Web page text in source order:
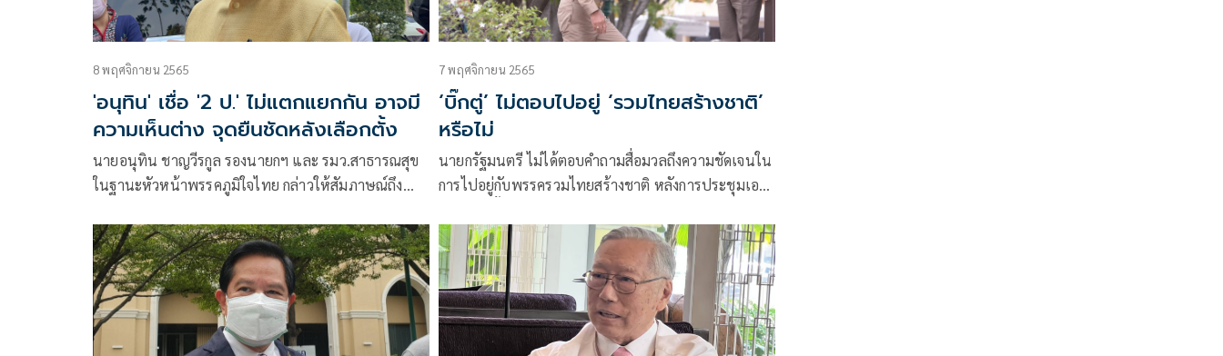
8 พฤศจิกายน 2565
'อนุทิน' เชื่อ '2 ป.' ไม่แตกแยกกัน อาจมี
ความเห็นต่าง จุดยืนชัดหลังเลือกตั้ง
นายอนุทิน ชาญวีรกูล รองนายกฯ และ รมว.สาธารณสุข
ในฐานะหัวหน้าพรรคภูมิใจไทย กล่าวให้สัมภาษณ์ถึง
รมว.กลาโหม จะย้ายไปอยู่พรรครวมไทยสร้างชาติว่า จะ
มาถามตนทำไม
7 พฤศจิกายน 2565
‘บิ๊กตู่’ ไม่ตอบไปอยู่ ‘รวมไทยสร้างชาติ’
หรือไม่
นายกรัฐมนตรี​ ไม่ได้ตอบคำถามสื่อมวลถึงความชัดเจนใน
การไปอยู่กับพรรครวมไทยสร้างชาติ​ หลังการประชุมเอ